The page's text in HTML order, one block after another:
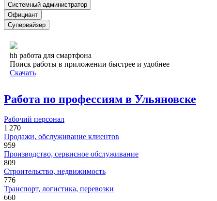
Системный администратор
Официант
Супервайзер
hh работа для смартфона
Поиск работы в приложении быстрее и удобнее
Скачать
Работа по профессиям в Ульяновске
Рабочий персонал
1 270
Продажи, обслуживание клиентов
959
Производство, сервисное обслуживание
809
Строительство, недвижимость
776
Транспорт, логистика, перевозки
660